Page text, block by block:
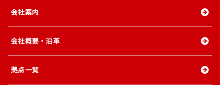
会社案内
会社概要・沿革
拠点一覧